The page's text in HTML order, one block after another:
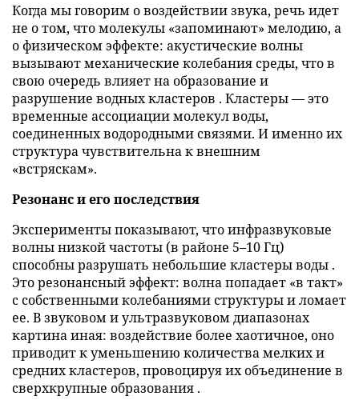
Когда мы говорим о воздействии звука, речь идет
не о том, что молекулы «запоминают» мелодию, а
о физическом эффекте: акустические волны
вызывают механические колебания среды, что в
свою очередь влияет на образование и
разрушение водных кластеров . Кластеры — это
временные ассоциации молекул воды,
соединенных водородными связями. И именно их
структура чувствительна к внешним
«встряскам».
Резонанс и его последствия
Эксперименты показывают, что инфразвуковые
волны низкой частоты (в районе 5–10 Гц)
способны разрушать небольшие кластеры воды .
Это резонансный эффект: волна попадает «в такт»
с собственными колебаниями структуры и ломает
ее. В звуковом и ультразвуковом диапазонах
картина иная: воздействие более хаотичное, оно
приводит к уменьшению количества мелких и
средних кластеров, провоцируя их объединение в
сверхкрупные образования .